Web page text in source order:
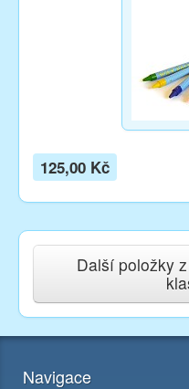
125,00 Kč
Další položky
Navigace